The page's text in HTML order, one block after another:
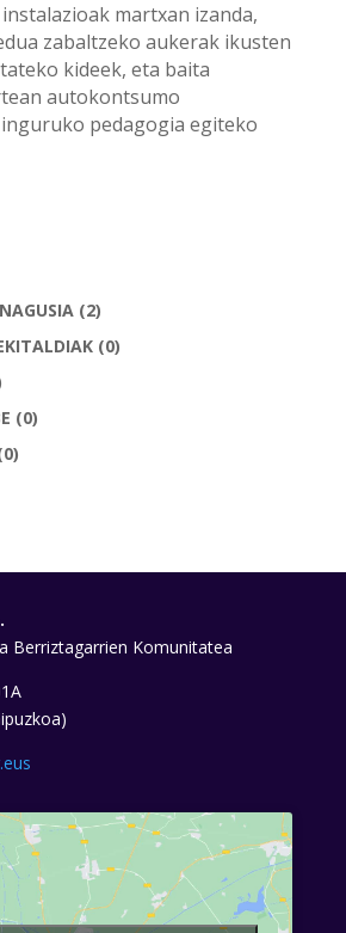
martxan izanda,
zabaltzeko aukerak ikusten
kideek, eta baita
autokontsumo
pedagogia egiteko
(2)
(0)
(0)
Berriztagarrien Komunitatea